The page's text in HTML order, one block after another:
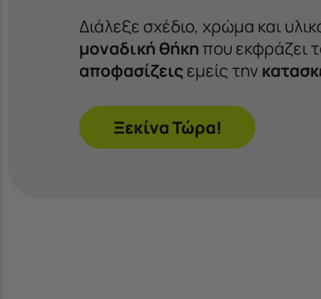
Διάλεξε σχέδιο, χρώμα και
μοναδική θήκηπου εκφράζει
αποφασίζεις εμείς την
Ξεκίνα Τώρα!